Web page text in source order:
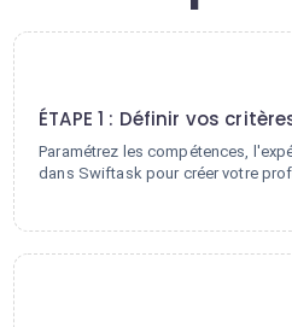
ÉTAPE 1 : Définir vos
Paramétrez les compétences,
dans Swiftask pour créer votre